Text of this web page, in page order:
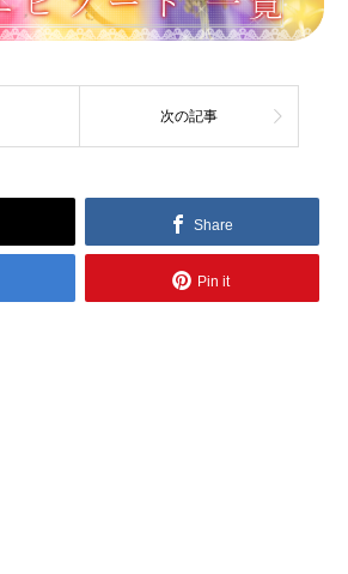
次の記事
Share
Pin it